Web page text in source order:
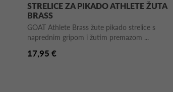
STRELICE ZA PIKADO ATHLETE ŽUTA
BRASS
GOAT Athlete Brass žute pikado strelice s
naprednim gripom i žutim premazom ...
17,95 €